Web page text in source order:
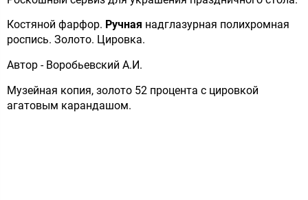
Костяной фарфор. Ручная надглазурная полихромная
роспись. Золото. Цировка.
Автор - Воробьевский А.И.
Музейная копия, золото 52 процента с цировкой
агатовым карандашом.